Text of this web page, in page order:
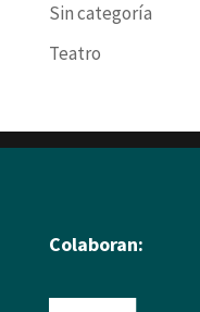
Sin categoría
Teatro
Colaboran: